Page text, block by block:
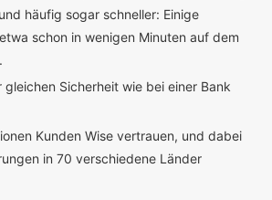
häufig sogar schneller: Einige
schon in wenigen Minuten auf dem
Sicherheit wie bei einer Bank
Kunden Wise vertrauen, und dabei
in 70 verschiedene Länder